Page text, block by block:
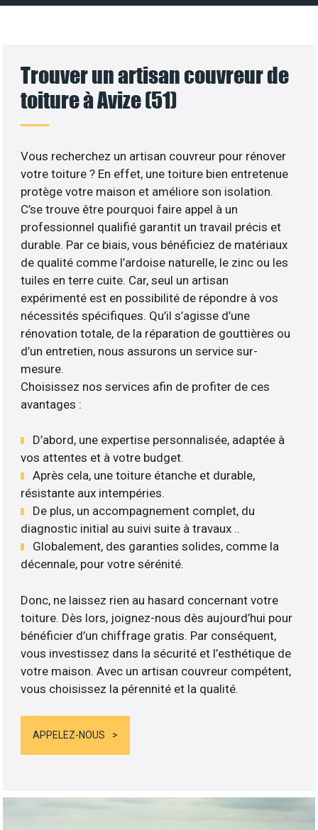
Trouver un artisan couvreur de
toiture à Avize (51)
Vous recherchez un artisan couvreur pour rénover
votre toiture ? En effet, une toiture bien entretenue
protège votre maison et améliore son isolation.
C’se trouve être pourquoi faire appel à un
professionnel qualifié garantit un travail précis et
durable. Par ce biais, vous bénéficiez de matériaux
de qualité comme l’ardoise naturelle, le zinc ou les
tuiles en terre cuite. Car, seul un artisan
expérimenté est en possibilité de répondre à vos
nécessités spécifiques. Qu’il s’agisse d’une
rénovation totale, de la réparation de gouttières ou
d’un entretien, nous assurons un service sur-
mesure.
Choisissez nos services afin de profiter de ces
avantages :
D’abord, une expertise personnalisée, adaptée à
vos attentes et à votre budget.
Après cela, une toiture étanche et durable,
résistante aux intempéries.
De plus, un accompagnement complet, du
diagnostic initial au suivi suite à travaux ..
Globalement, des garanties solides, comme la
décennale, pour votre sérénité.
Donc, ne laissez rien au hasard concernant votre
toiture. Dès lors, joignez-nous dès aujourd’hui pour
bénéficier d’un chiffrage gratis. Par conséquent,
vous investissez dans la sécurité et l’esthétique de
votre maison. Avec un artisan couvreur compétent,
vous choisissez la pérennité et la qualité.
APPELEZ-NOUS